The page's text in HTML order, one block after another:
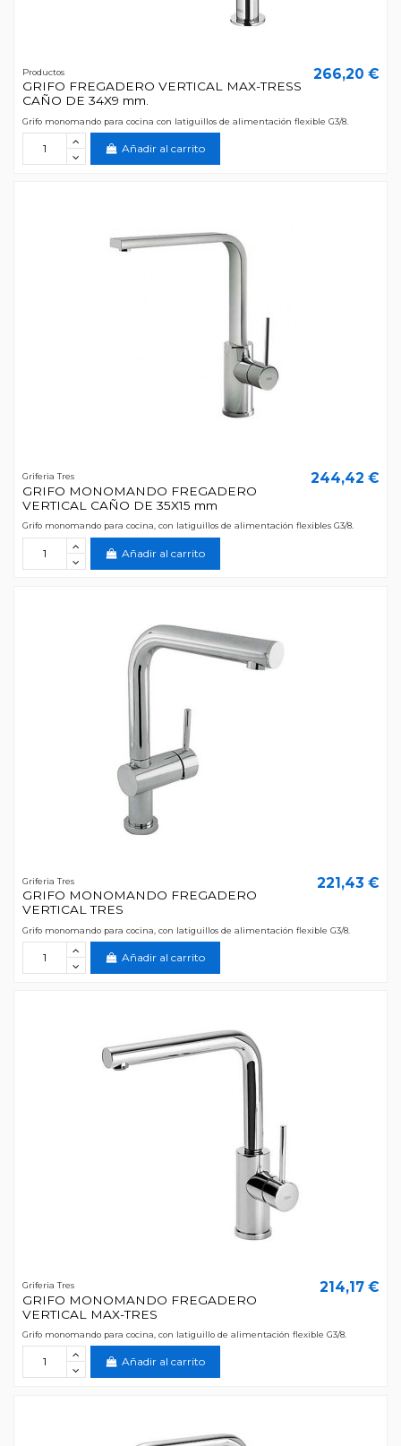
Productos
GRIFO FREGADERO VERTICAL MAX-TRESS
CAÑO DE 34X9 mm.
266,20 €
Grifo monomando para cocina con latiguillos de alimentación flexible G3/8.
Añadir al carrito
Griferia Tres
GRIFO MONOMANDO FREGADERO
VERTICAL CAÑO DE 35X15 mm
244,42 €
Grifo monomando para cocina, con latiguillos de alimentación flexibles G3/8.
Añadir al carrito
Griferia Tres
GRIFO MONOMANDO FREGADERO
VERTICAL TRES
221,43 €
Grifo monomando para cocina, con latiguillos de alimentación flexible G3/8.
Añadir al carrito
Griferia Tres
GRIFO MONOMANDO FREGADERO
VERTICAL MAX-TRES
214,17 €
Grifo monomando para cocina, con latiguillo de alimentación flexible G3/8.
Añadir al carrito